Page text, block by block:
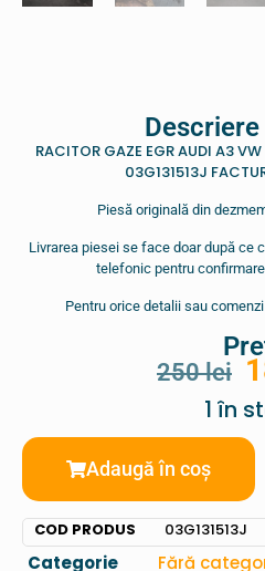
RACITOR GAZE EGR AUDI A3
03G131513J
Piesă originală din
Livrarea piesei se face doar după ce
telefonic pentru
Pentru orice detalii sau
250lei
1 în
Adaugă în coș
COD PRODUS 03G131513J
Categorie
Fără